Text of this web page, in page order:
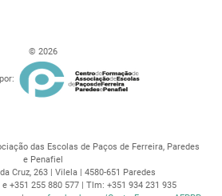
© 2026
das Escolas de Paços de Ferreira, Paredes
e Penafiel
Cruz, 263 | Vilela | 4580-651 Paredes
+351 255 880 577 | Tlm: +351 934 231 935